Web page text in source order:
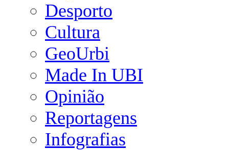
Desporto
Cultura
GeoUrbi
Made In UBI
Opinião
Reportagens
Infografias